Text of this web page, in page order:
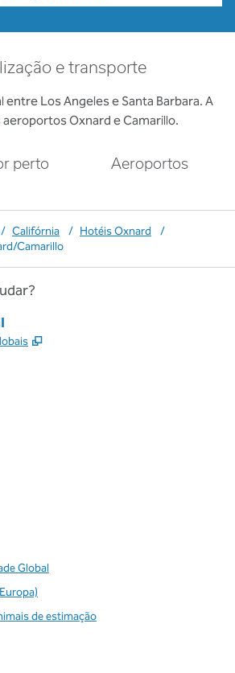
e transporte
entre Los Angeles e Santa Barbara. A
Oxnard e Camarillo.
perto Aeroportos
/ Califórnia / Hotéis Oxnard
/
Camarillo
,
Global
de estimação